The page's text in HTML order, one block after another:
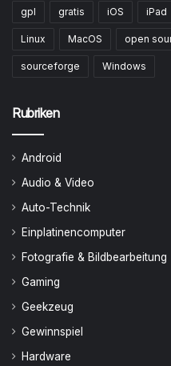
gpl gratis iOS iPad
Linux MacOS open
sourceforge Windows
Rubriken
Android
Audio & Video
Auto-Technik
Einplatinencomputer
Fotografie & Bildbearbeitung
Gaming
Geekzeug
Gewinnspiel
Hardware